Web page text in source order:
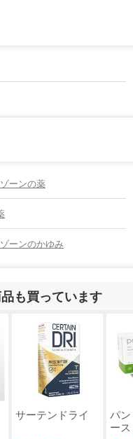
ーンの薬
ーンのかゆみ
も買っています
サーテンドライ
パ
ー